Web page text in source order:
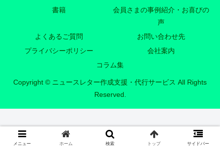
書籍
会員さまの事例紹介・お喜びの
声
よくあるご質問
お問い合わせ先
プライバシーポリシー
会社案内
コラム集
Copyright © ニュースレター作成支援・代行サービス All Rights
Reserved.
メニュー ホーム 検索 トップ サイドバー